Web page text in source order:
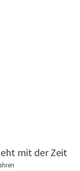
mit der Zeit